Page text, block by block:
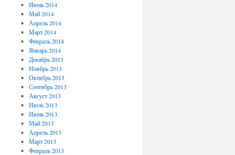
Июнь 2014
Май 2014
Апрель 2014
Март 2014
Февраль 2014
Январь 2014
Декабрь 2013
Ноябрь 2013
Октябрь 2013
Сентябрь 2013
Август 2013
Июль 2013
Июнь 2013
Май 2013
Апрель 2013
Март 2013
Февраль 2013